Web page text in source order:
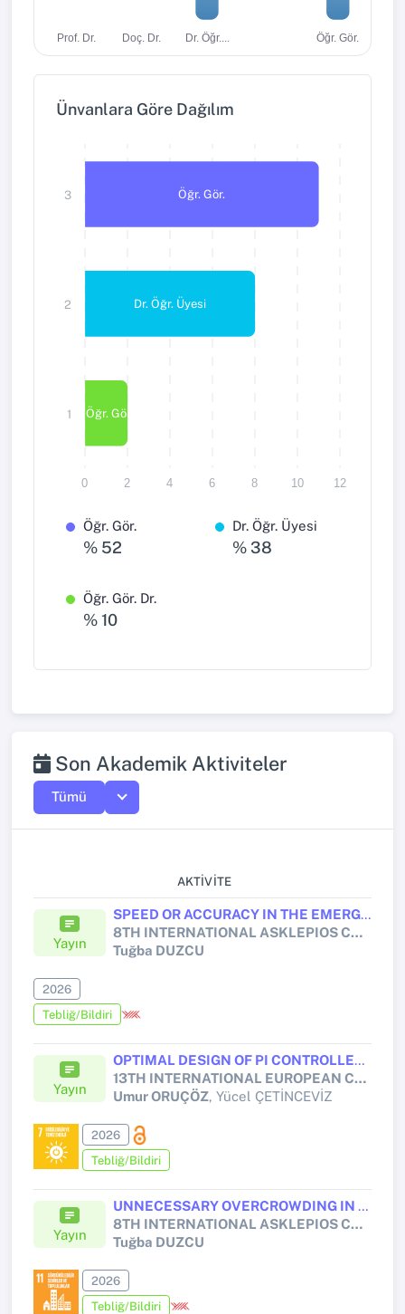
Prof. Dr. Doç. Dr. Dr. Öğr.... Öğr. Gör.
Ünvanlara Göre Dağılım
Öğr. Gör.
Dr. Öğr. Üyesi
Öğr. Gör. Dr.
3
2
1
12
10
8
6
4
2
0
Öğr. Gör.
% 52
Dr. Öğr. Üyesi
% 38
Öğr. Gör. Dr.
% 10
Son Akademik Aktiviteler
Tümü
AKTIVITE
Yayın
SPEED OR ACCURACY IN THE EMERGENCY DEPARTMENT?
8TH INTERNATIONAL ASKLEPIOS CONGRESS ON MEDICINE, NURSING, MIDWIFERY, AND HEALTH SCIENCES
Tuğba DUZCU
2026
Tebliğ/Bildiri
Yayın
OPTIMAL DESIGN OF PI CONTROLLERS FOR BOOST AND SEPIC CONVERTERS USING FDBSFS META-HEURISTIC ALGORITHM AND COMPARISON OF OPTIMIZATION RESULTS
13TH INTERNATIONAL EUROPEAN CONFERENCE ON INTERDISCIPLINARY SCIENTIFIC RESEARCH
Umur ORUÇÖZ, Yücel ÇETİNCEVİZ
2026
Tebliğ/Bildiri
Yayın
UNNECESSARY OVERCROWDING IN EMERGENCY DEPARTMENTS: ARE REAL EMERGENCIES BEING DELAYED
8TH INTERNATIONAL ASKLEPIOS CONGRESS ON MEDICINE, NURSING, MIDWIFERY, AND HEALTH SCIENCES
Tuğba DUZCU
2026
Tebliğ/Bildiri